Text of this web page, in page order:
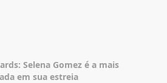
Selena Gomez é a mais
em sua estreia